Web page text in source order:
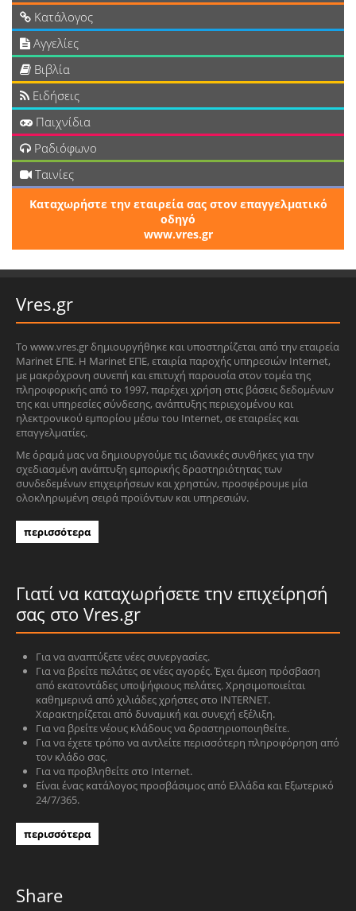
Κατάλογος
Αγγελίες
Βιβλία
Ειδήσεις
Παιχνίδια
Ραδιόφωνο
Ταινίες
Καταχωρήστε την εταιρεία σας στον επαγγελματικό
οδηγό
www.vres.gr
Vres.gr
Το www.vres.gr δημιουργήθηκε και υποστηρίζεται από την εταιρεία
Marinet ΕΠΕ. Η Marinet ΕΠΕ, εταιρία παροχής υπηρεσιών Internet,
με μακρόχρονη συνεπή και επιτυχή παρουσία στον τομέα της
πληροφορικής από το 1997, παρέχει χρήση στις βάσεις δεδομένων
της και υπηρεσίες σύνδεσης, ανάπτυξης περιεχομένου και
ηλεκτρονικού εμπορίου μέσω του Internet, σε εταιρείες και
επαγγελματίες.
Με όραμά μας να δημιουργούμε τις ιδανικές συνθήκες για την
σχεδιασμένη ανάπτυξη εμπορικής δραστηριότητας των
συνδεδεμένων επιχειρήσεων και χρηστών, προσφέρουμε μία
ολοκληρωμένη σειρά προϊόντων και υπηρεσιών.
περισσότερα
Γιατί να καταχωρήσετε την επιχείρησή
σας στο Vres.gr
Για να αναπτύξετε νέες συνεργασίες.
Για να βρείτε πελάτες σε νέες αγορές. Έχει άμεση πρόσβαση
από εκατοντάδες υποψήφιους πελάτες. Χρησιμοποιείται
καθημερινά από χιλιάδες χρήστες στο INTERNET.
Χαρακτηρίζεται από δυναμική και συνεχή εξέλιξη.
Για να βρείτε νέους κλάδους να δραστηριοποιηθείτε.
Για να έχετε τρόπο να αντλείτε περισσότερη πληροφόρηση από
τον κλάδο σας.
Για να προβληθείτε στο Internet.
Είναι ένας κατάλογος προσβάσιμος από Ελλάδα και Εξωτερικό
24/7/365.
περισσότερα
Share